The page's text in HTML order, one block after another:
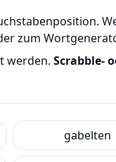
zum
werden. Scrabble-
gabelten